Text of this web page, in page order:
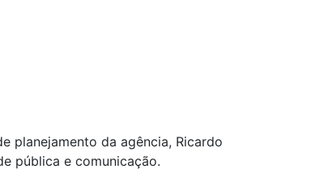
planejamento da agência, Ricardo
pública e comunicação.